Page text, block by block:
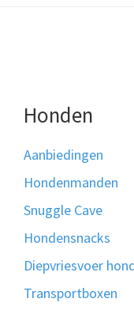
Honden
Aanbiedingen
Hondenmanden
Snuggle Cave
Hondensnacks
Diepvriesvoer
Transportboxen